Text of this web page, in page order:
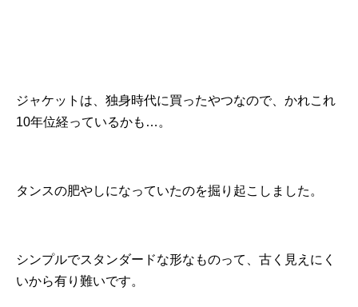
ジャケットは、独身時代に買ったやつなので、かれこれ
10年位経っているかも…。
タンスの肥やしになっていたのを掘り起こしました。
シンプルでスタンダードな形なものって、古く見えにく
いから有り難いです。